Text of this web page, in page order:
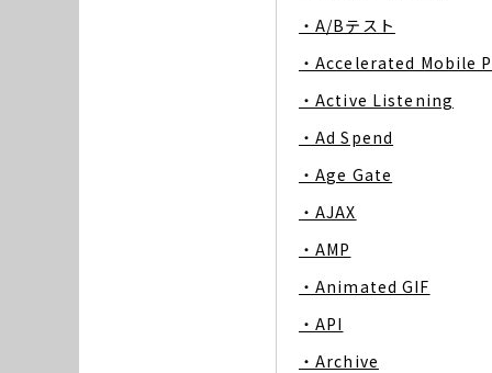
・A/Bテスト
・Accelerated Mobile
・Active Listening
・Ad Spend
・Age Gate
・AJAX
・AMP
・Animated GIF
・API
・Archive